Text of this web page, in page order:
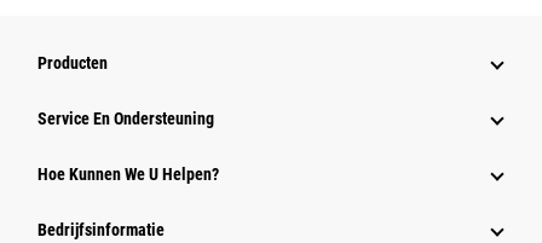
Producten
Service En Ondersteuning
Hoe Kunnen We U Helpen?
Bedrijfsinformatie